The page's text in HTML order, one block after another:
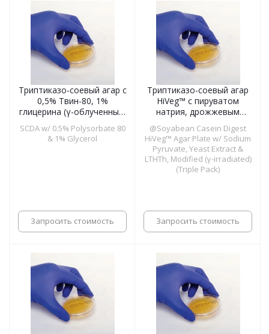
Триптиказо-соевый агар с
0,5% Твин-80, 1%
глицерина (γ-облученный,
тройная упаковка), чашки
55 мм
SCDA w/ 0.5% Polysorbate 80
& 1% Glycerol
Запросить стоимость
Триптиказо-соевый агар
HiVeg™ с пируватом
натрия, дрожжевым
экстрактом и Твин-80,
лецитином, гистидином,
тиосульфатом,
модифицированный (γ-
облученный, тройная
упаковка), чашки 55 мм
@Soyabean Casein Digest
HiVeg™ Agar Plate w/ Sodium
Pyruvate, Yeast Extract &
LTHTh, Modified (γ-irradiated)
(Triple Pack)
Запросить стоимость